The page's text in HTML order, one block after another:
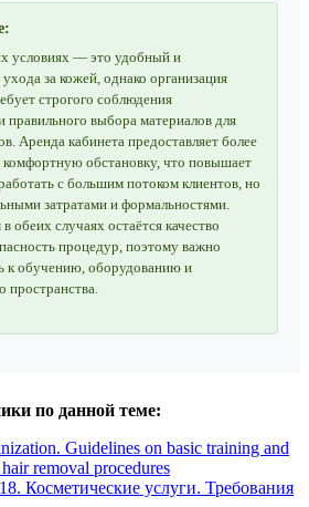
условиях — это удобный и
за кожей, однако организация
строгого соблюдения
правильного выбора материалов для
Аренда кабинета предоставляет более
обстановку, что повышает
с большим потоком клиентов, но
затратами и формальностями.
случаях остаётся качество
процедур, поэтому важно
к обучению, оборудованию и
пространства.
по данной теме:
Guidelines on basic training and
removal procedures
Косметические услуги. Требования